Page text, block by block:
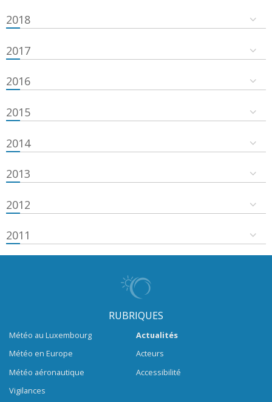
2018
2017
2016
2015
2014
2013
2012
2011
RUBRIQUES
Météo au Luxembourg
Météo en Europe
Météo aéronautique
Vigilances
Actualités
Acteurs
Accessibilité